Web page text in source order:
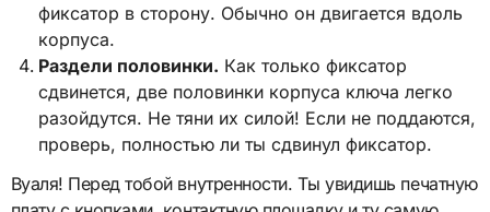
фиксатор в сторону. Обычно он двигается вдоль
корпуса.
Раздели половинки. Как только фиксатор
сдвинется, две половинки корпуса ключа легко
разойдутся. Не тяни их силой! Если не поддаются,
проверь, полностью ли ты сдвинул фиксатор.
Вуаля! Перед тобой внутренности. Ты увидишь печатную